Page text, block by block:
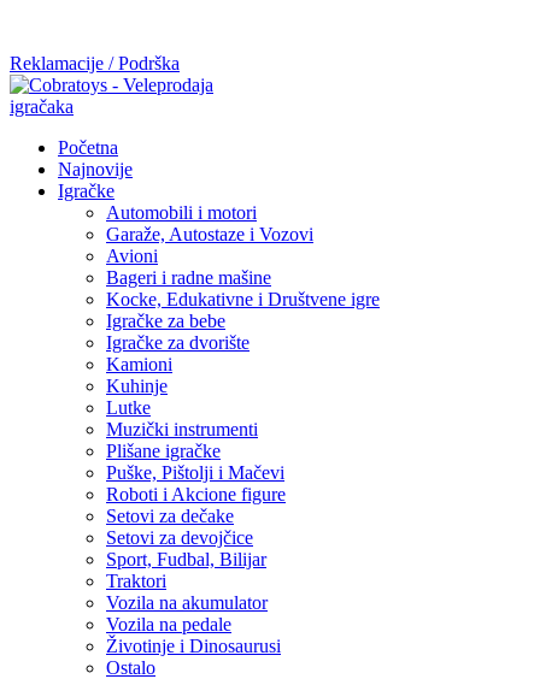
Reklamacije / Podrška
Početna
Najnovije
Igračke
Automobili i motori
Garaže, Autostaze i Vozovi
Avioni
Bageri i radne mašine
Kocke, Edukativne i Društvene igre
Igračke za bebe
Igračke za dvorište
Kamioni
Kuhinje
Lutke
Muzički instrumenti
Plišane igračke
Puške, Pištolji i Mačevi
Roboti i Akcione figure
Setovi za dečake
Setovi za devojčice
Sport, Fudbal, Bilijar
Traktori
Vozila na akumulator
Vozila na pedale
Životinje i Dinosaurusi
Ostalo